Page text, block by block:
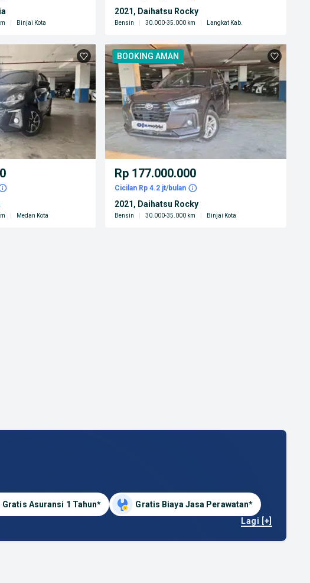
Binjai Kota
2021, Daihatsu Rocky
Bensin 30.000-35.000 km Langkat Kab.
Medan Kota
BOOKING AMAN
Rp 177.000.000
Cicilan Rp 4.2 jt/bulan
2021, Daihatsu Rocky
Bensin 30.000-35.000 km Binjai Kota
Gratis Asuransi 1 Tahun*
Gratis Biaya Jasa Perawatan*
Lagi [+]